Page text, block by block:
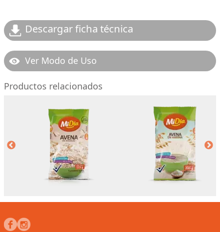
Descargar ficha técnica
Ver Modo de Uso
Productos relacionados